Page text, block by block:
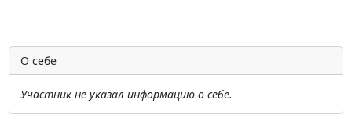
О себе
Участник не указал информацию о себе.